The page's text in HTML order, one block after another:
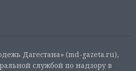
Дагестана» (md-gazeta.ru),
службой по надзору в